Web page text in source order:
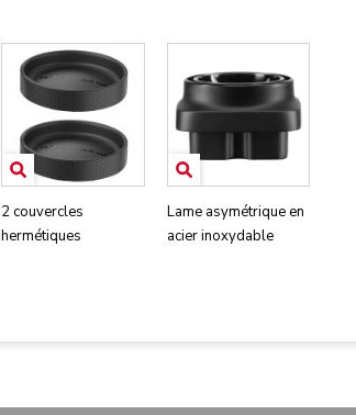
2 couvercles
hermétiques
Lame asymétrique en
acier inoxydable